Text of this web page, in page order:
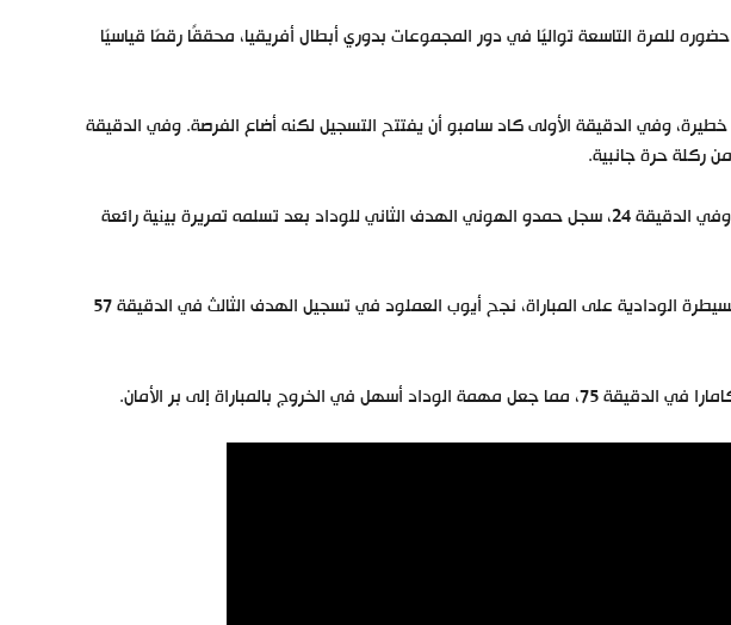
للمرة التاسعة تواليًا في دور المجموعات بدوري أبطال أفريقيا، محققًا رقمًا قياسيًا
وفي الدقيقة الأولى كاد سامبو أن يفتتح التسجيل لكنه أضاع الفرصة. وفي الدقيقة
ركلة حرة جانبية.
هافيا كوناكري أظهر ضعفًا أمام الضغط الودادي، وفي الدقيقة 24، سجل حمدو الهوني الهدف الثاني للوداد بعد تسلمه تمريرة بينية رائعة
لم تتغير الأمور في الشوط الثاني، وأثناء استمرار السيطرة الودادية على المباراة، نجح أيوب العملود في تسجيل الهدف الثالث في الدقيقة 57
بالمباراة إلى بر الأمان.